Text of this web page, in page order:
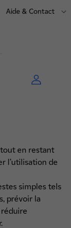
Aide & Contact
en restant
l’utilisation de
simples tels
prévoir la
réduire